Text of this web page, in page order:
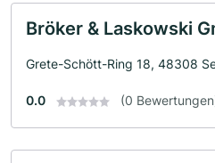
Bröker & Laskowski
Grete-Schött-Ring 18, 48308
0.0 (0